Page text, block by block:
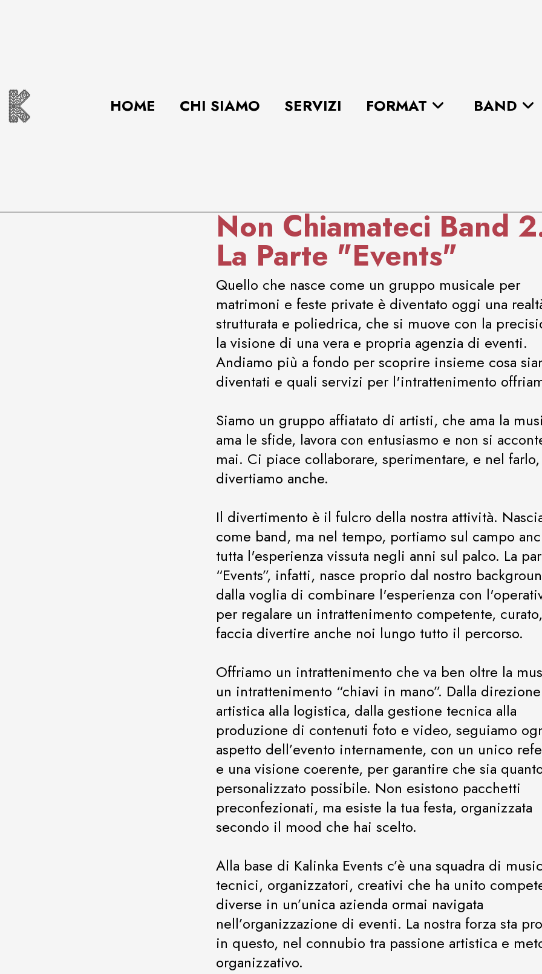
HOME CHI SIAMO SERVIZI FORMAT BAND
Non Chiamateci Band
La Parte "Events"
Quello che nasce come un gruppo musicale per
matrimoni e feste private è diventato oggi una
strutturata e poliedrica, che si muove con la
la visione di una vera e propria agenzia di eventi.
Andiamo più a fondo per scoprire insieme cosa
diventati e quali servizi per l'intrattenimento
Siamo un gruppo affiatato di artisti, che ama la
ama le sfide, lavora con entusiasmo e non si
mai. Ci piace collaborare, sperimentare, e nel
divertiamo anche.
Il divertimento è il fulcro della nostra attività.
come band, ma nel tempo, portiamo sul campo
tutta l'esperienza vissuta negli anni sul palco. La
“Events”, infatti, nasce proprio dal nostro
dalla voglia di combinare l'esperienza con
per regalare un intrattenimento competente,
faccia divertire anche noi lungo tutto il percorso.
Offriamo un intrattenimento che va ben oltre la
un intrattenimento “chiavi in mano”. Dalla direzione
artistica alla logistica, dalla gestione tecnica alla
produzione di contenuti foto e video, seguiamo
aspetto dell’evento internamente, con un unico
e una visione coerente, per garantire che sia
personalizzato possibile. Non esistono pacchetti
preconfezionati, ma esiste la tua festa, organizzata
secondo il mood che hai scelto.
Alla base di Kalinka Events c’è una squadra di
tecnici, organizzatori, creativi che ha unito
diverse in un’unica azienda ormai navigata
nell’organizzazione di eventi. La nostra forza sta
in questo, nel connubio tra passione artistica e
organizzativo.